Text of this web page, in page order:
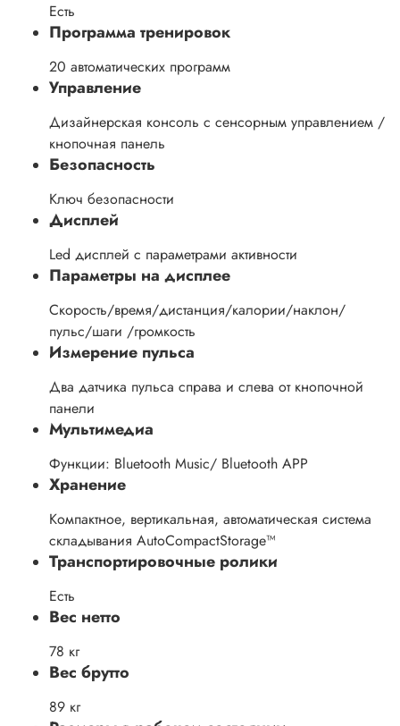
Есть
Программа тренировок
20 автоматических программ
Управление
Дизайнерская консоль с сенсорным управлением /
кнопочная панель
Безопасность
Ключ безопасности
Дисплей
Led дисплей с параметрами активности
Параметры на дисплее
Скорость/время/дистанция/калории/наклон/
пульс/шаги /громкость
Измерение пульса
Два датчика пульса справа и слева от кнопочной
панели
Мультимедиа
Функции: Bluetooth Music/ Bluetooth APP
Хранение
Компактное, вертикальная, автоматическая система
складывания AutoCompactStorage™
Транспортировочные ролики
Есть
Вес нетто
78 кг
Вес брутто
89 кг